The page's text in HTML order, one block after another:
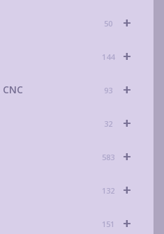
+
50
+
144
+
93
+
32
+
583
+
132
+
151